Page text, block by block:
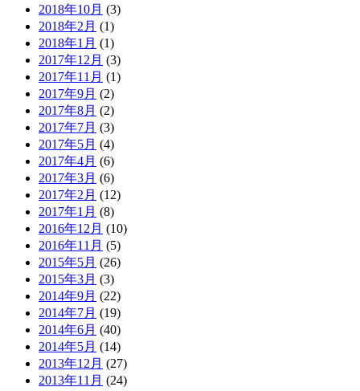
2018年10月 (3)
2018年2月 (1)
2018年1月 (1)
2017年12月 (3)
2017年11月 (1)
2017年9月 (2)
2017年8月 (2)
2017年7月 (3)
2017年5月 (4)
2017年4月 (6)
2017年3月 (6)
2017年2月 (12)
2017年1月 (8)
2016年12月 (10)
2016年11月 (5)
2015年5月 (26)
2015年3月 (3)
2014年9月 (22)
2014年7月 (19)
2014年6月 (40)
2014年5月 (14)
2013年12月 (27)
2013年11月 (24)